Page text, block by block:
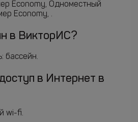
Economy, Одноместный
Economy, .
в ВикторИС?
бассейн.
в Интернет в
wi-fi.